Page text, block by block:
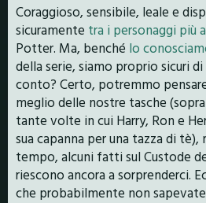
Coraggioso, sensibile, leale e
sicuramente tra i personaggi più
Potter. Ma, benché lo
della serie, siamo proprio sicuri
conto? Certo, potremmo
meglio delle nostre tasche
tante volte in cui Harry, Ron e
sua capanna per una tazza di
tempo, alcuni fatti sul Custode
riescono ancora a sorprenderci.
che probabilmente non sapevate